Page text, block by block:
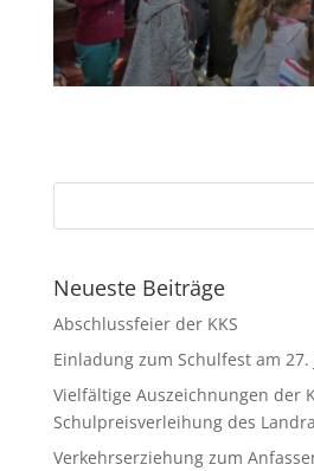
Neueste Beiträge
Abschlussfeier der KKS
Einladung zum Schulfest am 27.
Vielfältige Auszeichnungen der
Schulpreisverleihung des
Verkehrserziehung zum